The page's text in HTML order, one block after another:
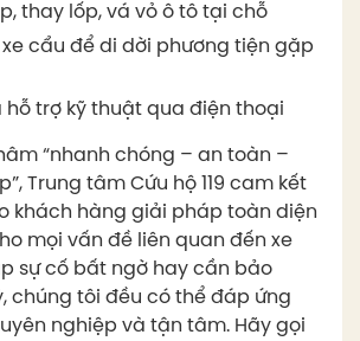
thay lốp, vá vỏ ô tô tại chỗ
cẩu để di dời phương tiện gặp
hỗ trợ kỹ thuật qua điện thoại
“nhanh chóng – an toàn –
Trung tâm Cứu hộ 119 cam kết
khách hàng giải pháp toàn diện
mọi vấn đề liên quan đến xe
sự cố bất ngờ hay cần bảo
chúng tôi đều có thể đáp ứng
nghiệp và tận tâm. Hãy gọi